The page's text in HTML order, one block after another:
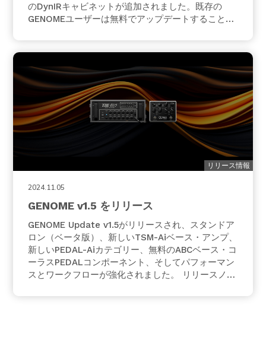
のDynIRキャビネットが追加されました。既存の
GENOMEユーザーは無料でアップデートすることが
された新機能 新規コンポーネントの追加 PVH50
リリース情報
2024.11.05
GENOME v1.5 をリリース
GENOME Update v1.5がリリースされ、スタンドア
ロン（ベータ版）、新しいTSM-Aiベース・アンプ、
新しいPEDAL-Aiカテゴリー、無料のABCベース・コ
ーラスPEDALコンポーネント、そしてパフォーマン
スとワークフローが強化されました。 リリースノー
した。 ・新機能 GENOME スタンドアロンアプリケ